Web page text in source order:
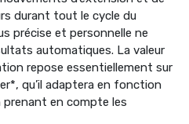
durant tout le cycle du
précise et personnelle ne
automatiques. La valeur
repose essentiellement sur
qu’il adaptera en fonction
prenant en compte les